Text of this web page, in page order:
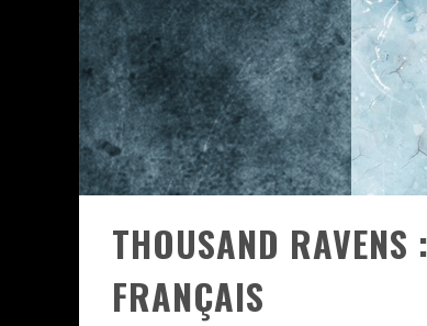
LA COMPIL’ ZOO
LES RÊVES SONT
DEATH NOTE
ÉNORME SUCCÈS
THOUSAND
FRANÇAIS